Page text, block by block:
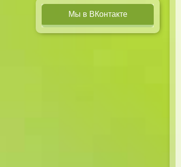
Мы в ВКонтакте